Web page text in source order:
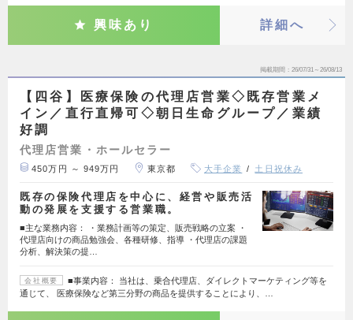
興味あり 詳細へ
掲載期間 26/07/31～26/08/13
【四谷】医療保険の代理店営業◇既存営業メ
イン／直行直帰可◇朝日生命グループ／業績
好調
代理店営業・ホールセラー
450万円 ～ 949万円 東京都 大手企業 土日祝休み
既存の保険代理店を中心に、経営や販売活
動の発展を支援する営業職。
■主な業務内容： ・業務計画等の策定、販売戦略の立案 ・
代理店向けの商品勉強会、各種研修、指導 ・代理店の課題
分析、解決策の提…
会社概要
■事業内容： 当社は、乗合代理店、ダイレクトマーケティング等を
通じて、 医療保険など第三分野の商品を提供することにより、…